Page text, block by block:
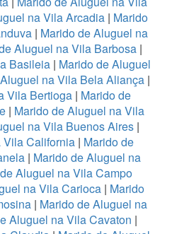
na Vila Arcadia | Marido
| Marido de Aluguel na
Aluguel na Vila Barbosa|
Basileia | Marido de Aluguel
na Vila Bela Aliança |
Vila Bertioga| Marido de
| Marido de Aluguel na Vila
na Vila Buenos Aires |
Vila California | Marido de
| Marido de Aluguel na
Aluguel na Vila Campo
na Vila Carioca | Marido
| Marido de Aluguel na
Aluguel na Vila Cavaton |